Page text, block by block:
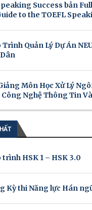
Success bản
to the TOEFL
Trình Quản Lý Dự Án
Môn Học Xử Lý
Công Nghệ Thông Tin
trình HSK 1 – HSK 3.0
Kỳ thi Năng lực Hán